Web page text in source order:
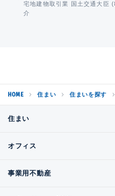
宅地建物取引業 国土交通大
介
HOME 住まい 住まいを探す
住まい
オフィス
事業用不動産